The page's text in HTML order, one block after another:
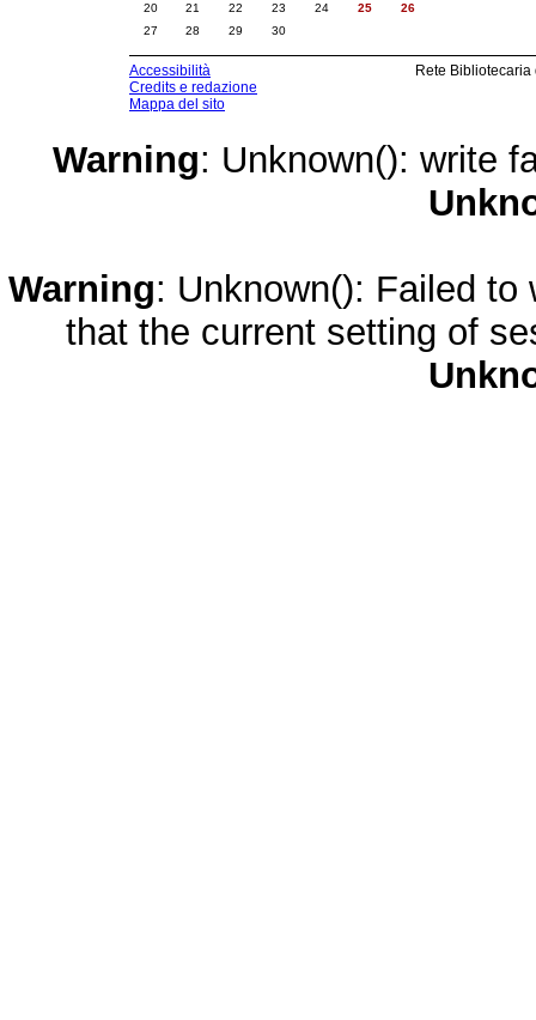
20
21 22 23 24 25
26
27
28 29 30
Accessibilità
Credits e redazione
Mappa del sito
Rete
Warning: Unknown(): write
Warning: Unknown(): Failed
that the current setting of